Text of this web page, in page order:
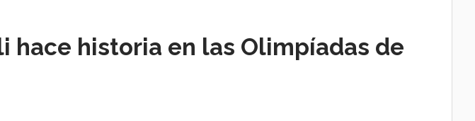
hace historia en las Olimpíadas de